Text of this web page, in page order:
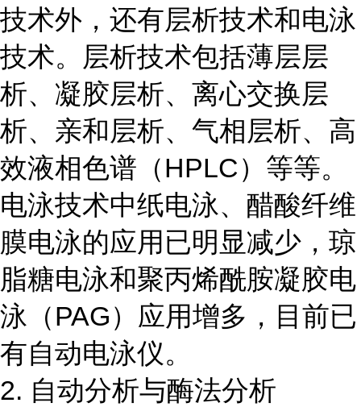
技术外，还有层析技术和电泳
技术。层析技术包括薄层层
析、凝胶层析、离心交换层
析、亲和层析、气相层析、高
效液相色谱（HPLC）等等。
电泳技术中纸电泳、醋酸纤维
膜电泳的应用已明显减少，琼
脂糖电泳和聚丙烯酰胺凝胶电
泳（PAG）应用增多，目前已
有自动电泳仪。
2. 自动分析与酶法分析